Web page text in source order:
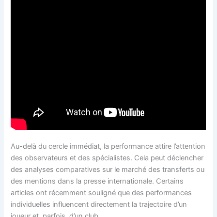
Au-delà du cercle immédiat, la performance attire l’attention
des observateurs et des spécialistes. Cela peut déclencher
des analyses comparatives sur le marché des transferts ou
des mentions dans la presse internationale. Certains
articles ont récemment souligné que des performances
individuelles influencent directement la trajectoire d’un